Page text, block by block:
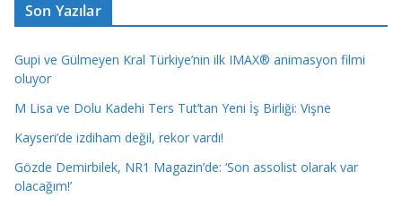
Son Yazılar
Gupi ve Gülmeyen Kral Türkiye’nin ilk IMAX® animasyon filmi
oluyor
M Lisa ve Dolu Kadehi Ters Tut’tan Yeni İş Birliği: Vişne
Kayseri’de izdiham değil, rekor vardı!
Gözde Demirbilek, NR1 Magazin’de: ‘Son assolist olarak var
olacağım!’